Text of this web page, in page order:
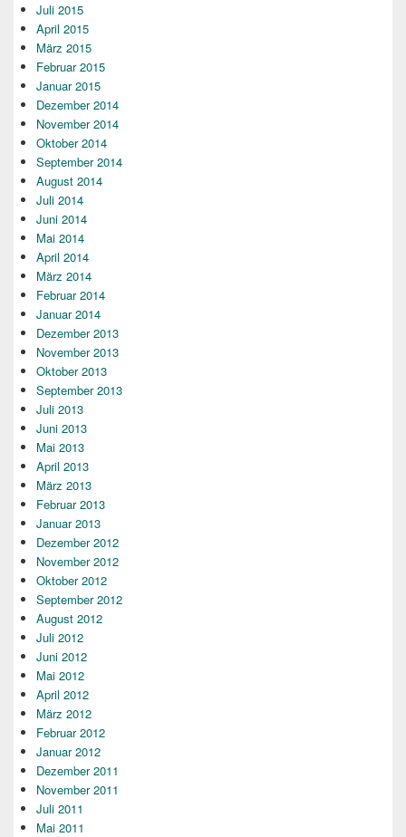
Juli 2015
April 2015
März 2015
Februar 2015
Januar 2015
Dezember 2014
November 2014
Oktober 2014
September 2014
August 2014
Juli 2014
Juni 2014
Mai 2014
April 2014
März 2014
Februar 2014
Januar 2014
Dezember 2013
November 2013
Oktober 2013
September 2013
Juli 2013
Juni 2013
Mai 2013
April 2013
März 2013
Februar 2013
Januar 2013
Dezember 2012
November 2012
Oktober 2012
September 2012
August 2012
Juli 2012
Juni 2012
Mai 2012
April 2012
März 2012
Februar 2012
Januar 2012
Dezember 2011
November 2011
Juli 2011
Mai 2011